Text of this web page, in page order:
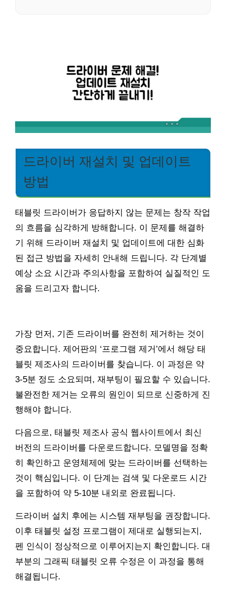
드라이버 재설치 및 업데이트
방법
태블릿 드라이버가 응답하지 않는 문제는 창작 작업
의 흐름을 심각하게 방해합니다. 이 문제를 해결하
기 위해 드라이버 재설치 및 업데이트에 대한 심화
된 접근 방법을 자세히 안내해 드립니다. 각 단계별
예상 소요 시간과 주의사항을 포함하여 실질적인 도
움을 드리고자 합니다.
가장 먼저, 기존 드라이버를 완전히 제거하는 것이
중요합니다. 제어판의 ‘프로그램 제거’에서 해당 태
블릿 제조사의 드라이버를 찾습니다. 이 과정은 약
3-5분 정도 소요되며, 재부팅이 필요할 수 있습니다.
불완전한 제거는 오류의 원인이 되므로 신중하게 진
행해야 합니다.
다음으로, 태블릿 제조사 공식 웹사이트에서 최신
버전의 드라이버를 다운로드합니다. 모델명을 정확
히 확인하고 운영체제에 맞는 드라이버를 선택하는
것이 핵심입니다. 이 단계는 검색 및 다운로드 시간
을 포함하여 약 5-10분 내외로 완료됩니다.
드라이버 설치 후에는 시스템 재부팅을 권장합니다.
이후 태블릿 설정 프로그램이 제대로 실행되는지,
펜 인식이 정상적으로 이루어지는지 확인합니다. 대
부분의 그래픽 태블릿 오류 수정은 이 과정을 통해
해결됩니다.